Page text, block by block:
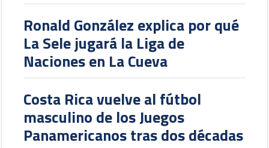
Ronald González explica por qué
La Sele jugará la Liga de
Naciones en La Cueva
Costa Rica vuelve al fútbol
masculino de los Juegos
Panamericanos tras dos décadas